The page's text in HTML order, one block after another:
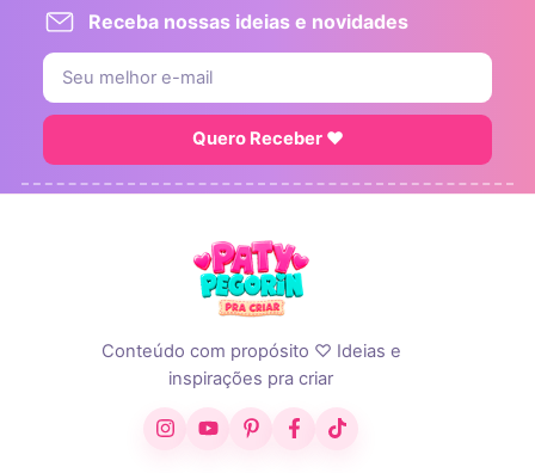
Receba nossas ideias e novidades
Quero Receber ♥
Conteúdo com propósito ♡ Ideias e
inspirações pra criar
InstagramYouTubePinterestFacebook
TikTok